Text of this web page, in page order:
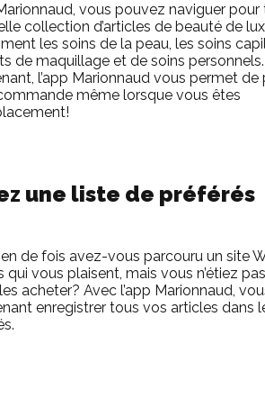
vous pouvez naviguer pour
collection d’articles de beauté de
les soins de la peau, les soins
de maquillage et de soins personnels.
l’app Marionnaud vous permet de
même lorsque vous êtes
une liste de préférés
de fois avez-vous parcouru un site
qui vous plaisent, mais vous n’étiez
acheter? Avec l’app Marionnaud,
enregistrer tous vos articles dans